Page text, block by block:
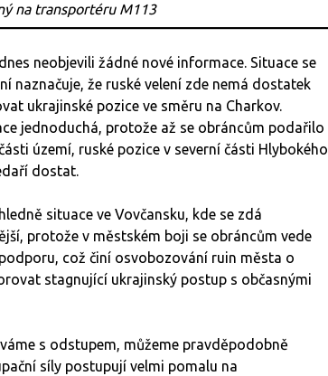
na transportéru M113
neobjevili žádné nové informace. Situace se
že ruské velení zde nemá dostatek
ukrajinské pozice ve směru na Charkov.
jednoduchá, protože až se obráncům podařilo
území, ruské pozice v severní části Hlybokého
dostat.
situace ve Vovčansku, kde se zdá
protože v městském boji se obráncům vede
což činí osvobozování ruin města o
stagnující ukrajinský postup s občasnými
s odstupem, můžeme pravděpodobně
síly postupují velmi pomalu na